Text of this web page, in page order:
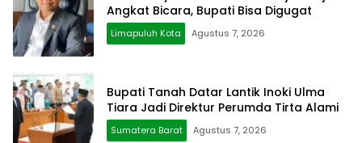
Angkat Bicara, Bupati Bisa Digugat
Limapuluh Kota Agustus 7, 2026
Bupati Tanah Datar Lantik Inoki Ulma
Tiara Jadi Direktur Perumda Tirta Alami
Sumatera Barat Agustus 7, 2026